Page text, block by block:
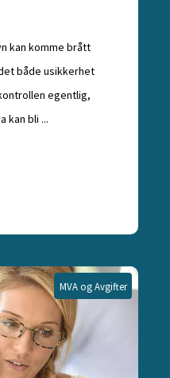
kan komme brått
både usikkerhet
egentlig,
kan bli ...
MVA og Avgifter